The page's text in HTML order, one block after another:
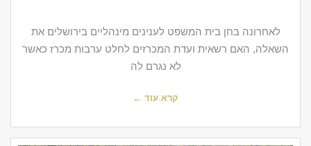
לאחרונה בחן בית המשפט לענינים מינהליים בירושלים את
השאלה, האם רשאית ועדת המכרזים לחלט ערבות מכרז כאשר
לא נגרם לה
קרא עוד ←